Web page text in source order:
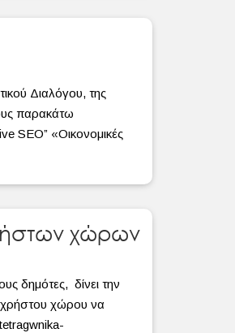
Διαλόγου, της
παρακάτω
SEO” «Οικονομικές
χώρων
δημότες, δίνει την
χώρου να